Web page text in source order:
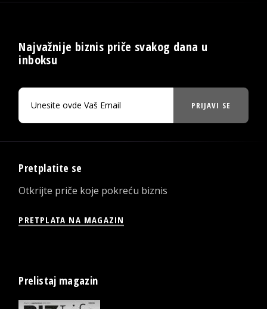
Najvažnije biznis priče svakog dana u
inboksu
PRIJAVI SE
Pretplatite se
Otkrijte priče koje pokreću biznis
PRETPLATA NA MAGAZIN
Prelistaj magazin